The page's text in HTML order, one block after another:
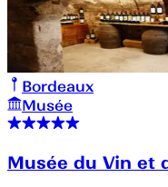
Bordeaux
Musée
Musée du Vin et